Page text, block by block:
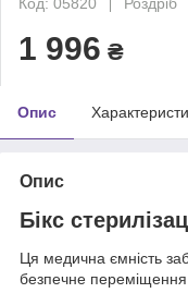
1 996 ₴
Опис
Опис
Бікс
Ця медична ємність
безпечне